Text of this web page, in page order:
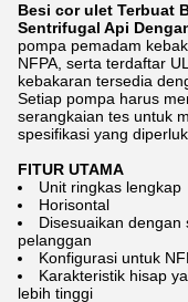
Besi cor ulet Terbuat
Sentrifugal Api
pompa pemadam
NFPA, serta terdaftar
kebakaran tersedia
Setiap pompa harus
serangkaian tes untuk
spesifikasi yang
FITUR UTAMA
Unit ringkas lengkap
Horisontal
Disesuaikan
pelanggan
Konfigurasi untuk
Karakteristik hisap
lebih tinggi